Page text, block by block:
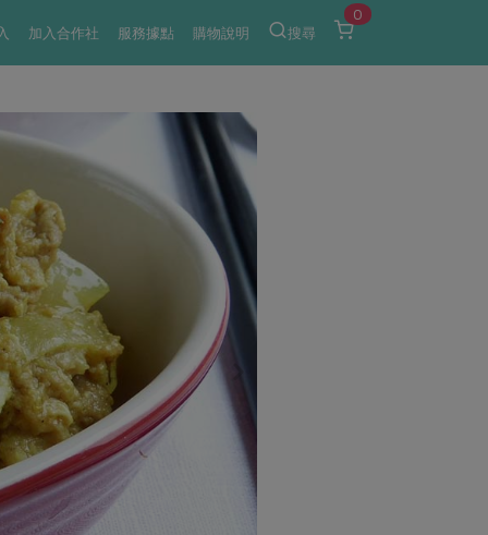
加入合作社 服務據點 購物說明 搜尋
0